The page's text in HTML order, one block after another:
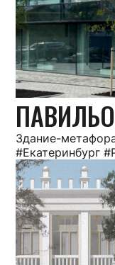
Здание-
#Екатеринбург